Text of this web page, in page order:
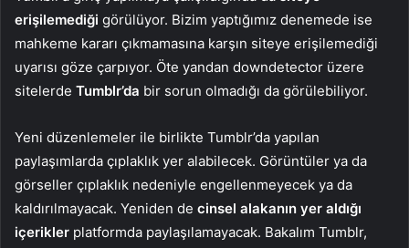
erişilemediği görülüyor. Bizim yaptığımız denemede ise
mahkeme kararı çıkmamasına karşın siteye erişilemediği
uyarısı göze çarpıyor. Öte yandan downdetector üzere
sitelerde Tumblr’da bir sorun olmadığı da görülebiliyor.
Yeni düzenlemeler ile birlikte Tumblr’da yapılan
paylaşımlarda çıplaklık yer alabilecek. Görüntüler ya da
görseller çıplaklık nedeniyle engellenmeyecek ya da
kaldırılmayacak. Yeniden de cinsel alakanın yer aldığı
içerikler platformda paylaşılamayacak. Bakalım Tumblr,